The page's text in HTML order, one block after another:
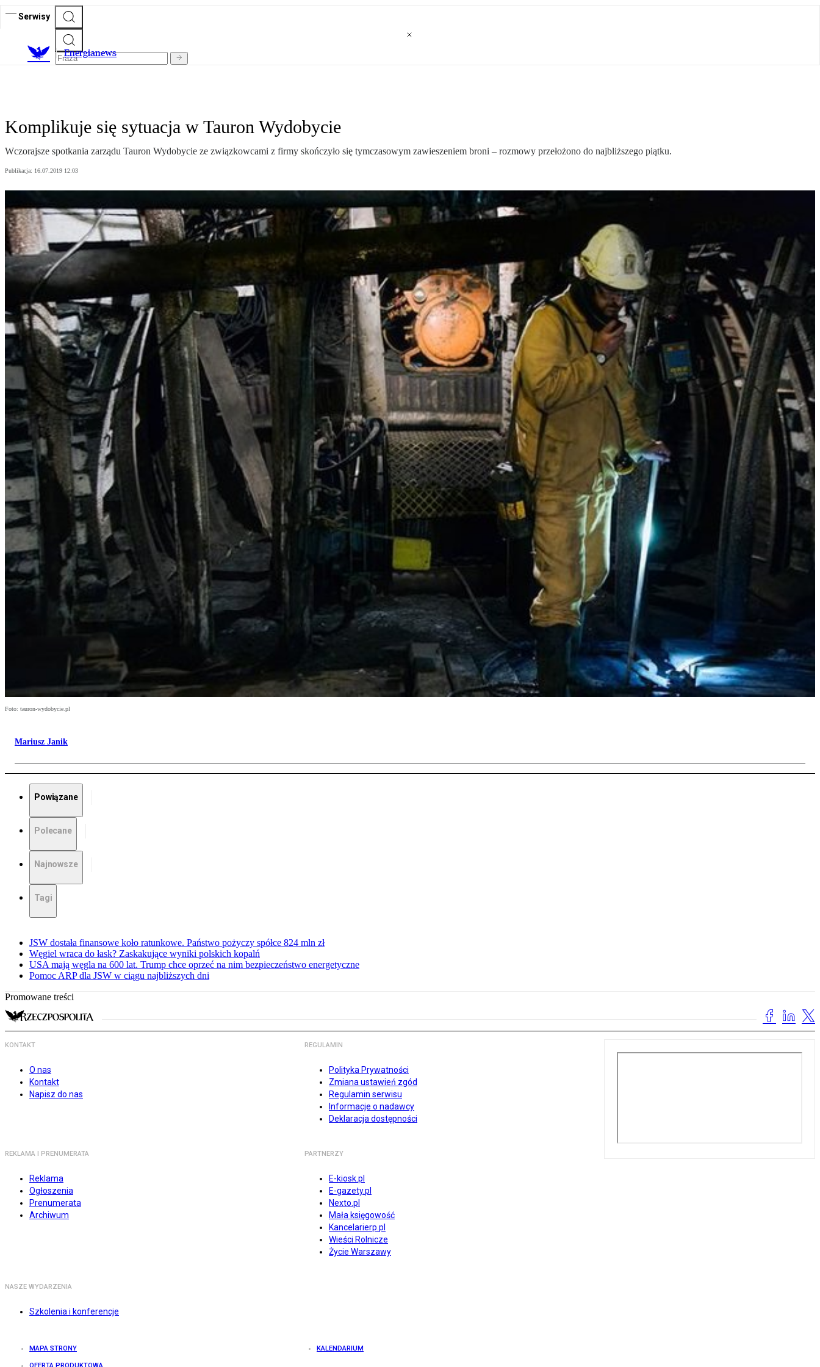
Serwisy
Energianews
Komplikuje się sytuacja w Tauron Wydobycie
Wczorajsze spotkania zarządu Tauron Wydobycie ze związkowcami z firmy skończyło się tymczasowym zawieszeniem broni – rozmowy przełożono do najbliższego piątku.
Publikacja: 16.07.2019 12:03
Foto: tauron-wydobycie.pl
Mariusz Janik
Powiązane
Polecane
Najnowsze
Tagi
JSW dostała finansowe koło ratunkowe. Państwo pożyczy spółce 824 mln zł
Węgiel wraca do łask? Zaskakujące wyniki polskich kopalń
USA mają węgla na 600 lat. Trump chce oprzeć na nim bezpieczeństwo energetyczne
Pomoc ARP dla JSW w ciągu najbliższych dni
Promowane treści
KONTAKT
O nas
Kontakt
Napisz do nas
REGULAMIN
Polityka Prywatności
Zmiana ustawień zgód
Regulamin serwisu
Informacje o nadawcy
Deklaracja dostępności
REKLAMA I PRENUMERATA
Reklama
Ogłoszenia
Prenumerata
Archiwum
PARTNERZY
E-kiosk.pl
E-gazety.pl
Nexto.pl
Mała księgowość
Kancelarierp.pl
Wieści Rolnicze
Życie Warszawy
NASZE WYDARZENIA
Szkolenia i konferencje
MAPA STRONY KALENDARIUM